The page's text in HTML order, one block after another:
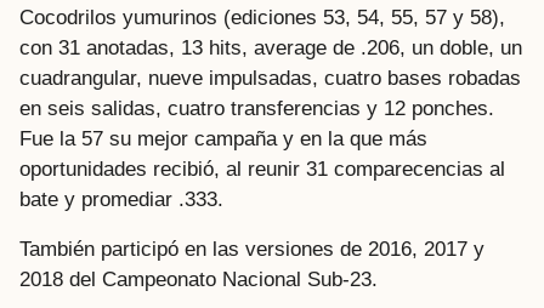
Cocodrilos yumurinos (ediciones 53, 54, 55, 57 y 58),
con 31 anotadas, 13 hits, average de .206, un doble, un
cuadrangular, nueve impulsadas, cuatro bases robadas
en seis salidas, cuatro transferencias y 12 ponches.
Fue la 57 su mejor campaña y en la que más
oportunidades recibió, al reunir 31 comparecencias al
bate y promediar .333.
También participó en las versiones de 2016, 2017 y
2018 del Campeonato Nacional Sub-23.